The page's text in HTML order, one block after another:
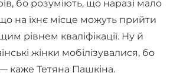
бо розуміють, що наразі мало
що на їхнє місце можуть прийти
рівнем кваліфікації. Ну й
жінки мобілізувалися, бо
каже Тетяна Пашкіна.